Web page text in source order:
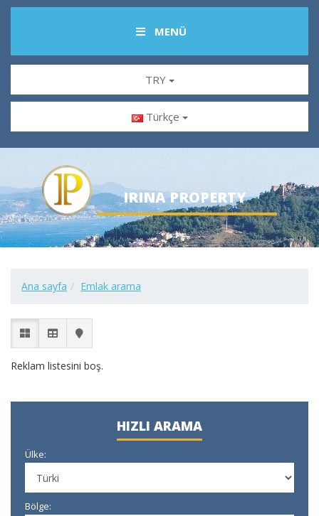
MENÜ
TRY
Türkçe
IRINA PROPERTY
Ana sayfa Emlak arama
Reklam listesini boş.
HIZLI ARAMA
Ülke:
Bölge: